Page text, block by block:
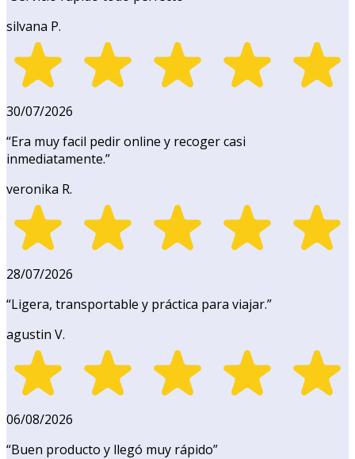
silvana P.
30/07/2026
“Era muy facil pedir online y recoger casi
inmediatamente.”
veronika R.
28/07/2026
“Ligera, transportable y práctica para viajar.”
agustin V.
06/08/2026
“Buen producto y llegó muy rápido”